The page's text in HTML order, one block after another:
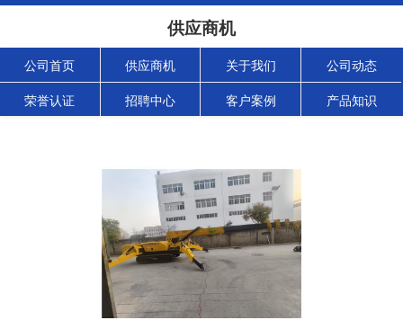
供应商机
公司首页 供应商机 关于我们 公司动态
荣誉认证 招聘中心 客户案例 产品知识